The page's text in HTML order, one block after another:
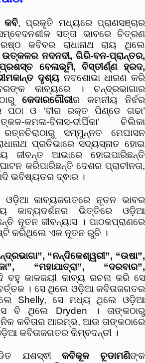
କବି, ପ୍ରକୃତି ମଧ୍ୟରେ ପ୍ରାଣସଞ୍ଚାର
ସତ୍ତା ଭାବରେ ଚିତ୍ରଣ
କବିବର ରାଧାନାଥ ରାୟ ଥିଲେ
ଉତ୍କଳର ନଦନଦୀ, ଗିରି-ବନ-ପ୍ରାନ୍ତର,
ବେଳାଭୂମି, ବିସ୍ତୀର୍ଣ୍ଣ ହ୍ରଦ,
ଦୃଶ୍ୟ ନବଶୋଭା ଧାରଣ କରି
କାବ୍ୟରେ । ଚନ୍ଦ୍ରଭାଗାର
କେଦାରଗୌରୀର କମନୀୟ ନିର୍ଝର
ପଠା ଓ ‘ବୀର ରକ୍ତ ପିଣ୍ଡେ ଗଢା’
କମଳା-ବିଳାସ-ଦୀର୍ଘିକା’ ଚିଲିକା
ସମ୍ମୁନ୍ନତ ମେଘାସନ
ପ୍ରତିଭାରେ ସଦ୍ୟସ୍ନାତ ହୋଇ
ଆଭାରେ ହୋଇପାରିଛନ୍ତି
କରିପାରିଛନ୍ତି ଦେଶର ପ୍ରାଚୀନତା,
ଭବିଷ୍ୟତର ଦ୍ଵାର ।
ଓଡ଼ିଆ କାବ୍ୟଜଗତରେ ନୂତନ ଭାବର
କାବ୍ୟଦର୍ଶନର ଭିତ୍ତିରେ ଓଡ଼ିଆ
ନୂତନ ଜୀବନ୍ୟାସ । ପାଠକପ୍ରାଣରେ
କରିଥିଲେ ଏକ ନୂତନ ରୁଚି ।
“ନନ୍ଦିକେଶ୍ୱରୀ”, “ଉଷା”,
“ମହାଯାତ୍ରା”, “ଦରବାର”,
ବହୁ କାଳଜୟୀ କାବ୍ୟ ରଚନା କରି ସେ
। ସେ ଥିଲେ ଓଡ଼ିଆ କବିତାଜଗତର
Shelly, ସେ ମଧ୍ୟ ଥିଲେ ଓଡ଼ିଆ
ବି ଥିଲେ Dryden । ତାଙ୍କଠାରୁ
କବିତାର ଆରମ୍ଭ, ଆଉ ତାଙ୍କଠାରେ
କବିତାଜଗତର କିମ୍ବଦନ୍ତୀ ।
ଯଶସ୍ଵୀକବିକୂଳ ଚୂଡାମଣିଙ୍କ